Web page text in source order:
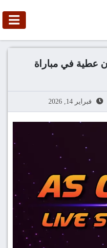
عطية في مباراة
فبراير 14, 2026